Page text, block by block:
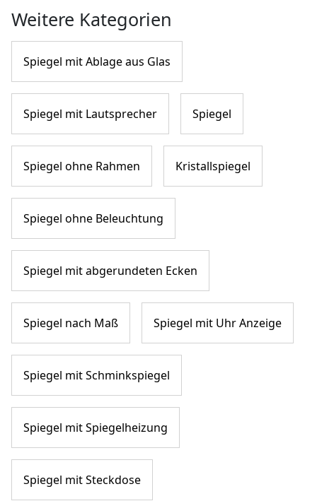
Weitere Kategorien
Spiegel mit Ablage aus Glas
Spiegel mit Lautsprecher Spiegel
Spiegel ohne Rahmen Kristallspiegel
Spiegel ohne Beleuchtung
Spiegel mit abgerundeten Ecken
Spiegel nach Maß Spiegel mit Uhr Anzeige
Spiegel mit Schminkspiegel
Spiegel mit Spiegelheizung
Spiegel mit Steckdose